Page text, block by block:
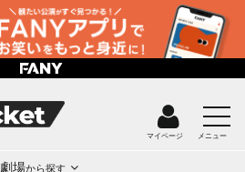
マイページ メニュー
劇場から探す